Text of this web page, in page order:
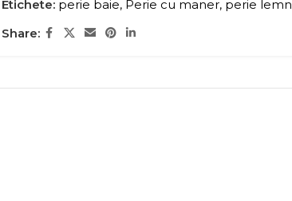
Etichete: perie baie, Perie cu maner, perie lemn
Share: